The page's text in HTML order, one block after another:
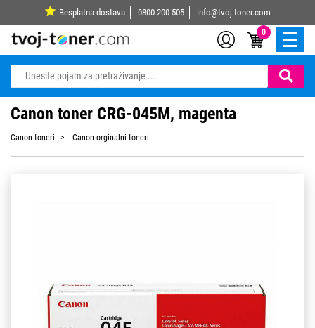
Besplatna dostava 0800 200 505 info@tvoj-toner.com
0
Canon toner CRG-045M, magenta
Canon toneri Canon orginalni toneri